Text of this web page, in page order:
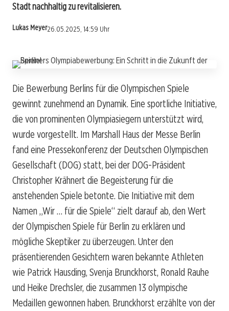
Stadt nachhaltig zu revitalisieren.
Lukas Meyer26.05.2025, 14:59 Uhr
Die Bewerbung Berlins für die Olympischen Spiele
gewinnt zunehmend an Dynamik. Eine sportliche Initiative,
die von prominenten Olympiasiegern unterstützt wird,
wurde vorgestellt. Im Marshall Haus der Messe Berlin
fand eine Pressekonferenz der Deutschen Olympischen
Gesellschaft (DOG) statt, bei der DOG-Präsident
Christopher Krähnert die Begeisterung für die
anstehenden Spiele betonte. Die Initiative mit dem
Namen „Wir … für die Spiele“ zielt darauf ab, den Wert
der Olympischen Spiele für Berlin zu erklären und
mögliche Skeptiker zu überzeugen. Unter den
präsentierenden Gesichtern waren bekannte Athleten
wie Patrick Hausding, Svenja Brunckhorst, Ronald Rauhe
und Heike Drechsler, die zusammen 13 olympische
Medaillen gewonnen haben. Brunckhorst erzählte von der